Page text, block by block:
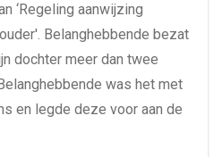
‘Regeling aanwijzing
Belanghebbende bezat
dochter meer dan twee
was het met
en legde deze voor aan de